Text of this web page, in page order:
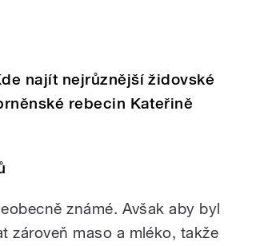
najít nejrůznější židovské
rebecin Kateřině
známé. Avšak aby byl
zároveň maso a mléko, takže